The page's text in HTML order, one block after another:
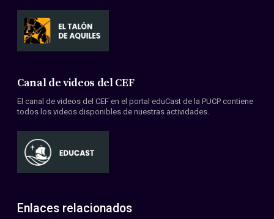
Canal de videos del CEF
El canal de videos del CEF en el portal eduCast de la PUCP contiene
todos los videos disponibles de nuestras actividades.
Enlaces relacionados